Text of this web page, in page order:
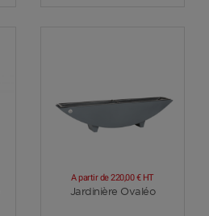
Voir plus
Jardinière Ovaléo
A partir de220,00 € HT